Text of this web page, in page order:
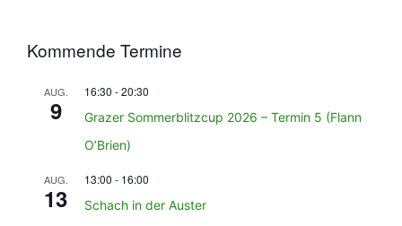
Kommende Termine
AUG.
9
16:30 -20:30
Grazer Sommerblitzcup 2026 – Termin 5 (Flann
O’Brien)
AUG.
13
13:00 - 16:00
Schach in der Auster